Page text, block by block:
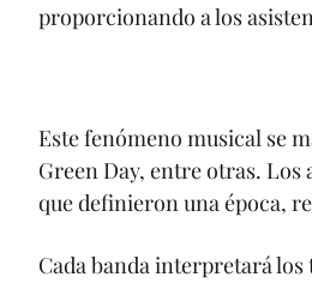
proporcionando a los
Este fenómeno musical se
Green Day, entre otras.
que definieron una época,
Cada banda interpretará